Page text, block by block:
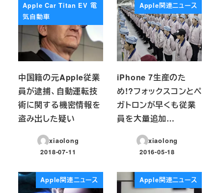
Apple Car Titan EV 電
気自動車
中国籍の元Apple従業
員が逮捕、自動運転技
術に関する機密情報を
盗み出した疑い
xiaolong
投稿日
2018-07-11
Apple関連ニュース
iPhone 7生産のた
め!?フォックスコンとペ
ガトロンが早くも従業
員を大量追加…
xiaolong
投稿日
2016-05-18
Apple関連ニュース Apple関連ニュース